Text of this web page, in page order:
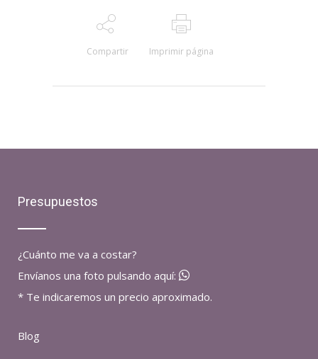
Compartir Imprimir página
Presupuestos
¿Cuánto me va a costar?
Envíanos una foto pulsando aquí:
* Te indicaremos un precio aproximado.
Blog